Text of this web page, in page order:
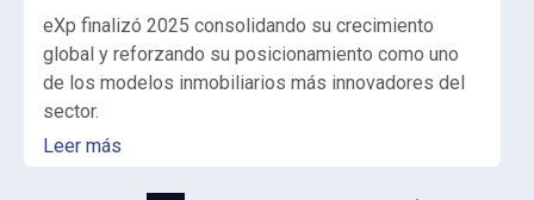
eXp finalizó 2025 consolidando su crecimiento
global y reforzando su posicionamiento como uno
de los modelos inmobiliarios más innovadores del
sector.
Leer más